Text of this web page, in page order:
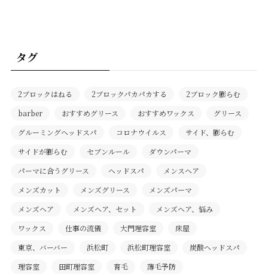
タグ
2ブロックはねる 2ブロックパカパカする
2ブロック膨らむ
barber
おすすめグリース おすすめワックス
グリース
グルーミングヘッドスパ
コロナウイルス
サイド、膨らむ
サイドが膨らむ
セブンルール
ダウンパーマ
パーマに合うグリース
ヘッドスパ
メンスヘア
メンズカット
メンズグリース
メンズパーマ
メンズヘア
メンズヘア、セット
メンズヘア、悩み
ワックス
仕事の流儀 大門理容室
床屋
東京、バーバー
浜松町 浜松町理容室
炭酸ヘッドスパ
理容室
田町理容室 育毛
薄毛予防